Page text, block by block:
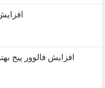
افزایش فالوور پیج